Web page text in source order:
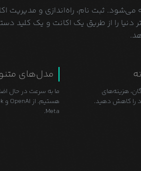
ثبت نام، راه‌اندازی و مدیریت
را از طریق یک اکانت و یک کلید
هزینه‌های
را کاهش دهید.
مدل‌های
ما به سرعت در حال
Meta.